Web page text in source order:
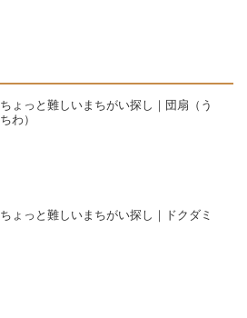
ちょっと難しいまちがい探し｜団扇（う
ちわ）
ちょっと難しいまちがい探し｜ドクダミ